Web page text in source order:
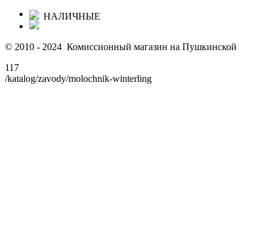
НАЛИЧНЫЕ
© 2010 - 2024 Комиссионный магазин на Пушкинской
117
/katalog/zavody/molochnik-winterling